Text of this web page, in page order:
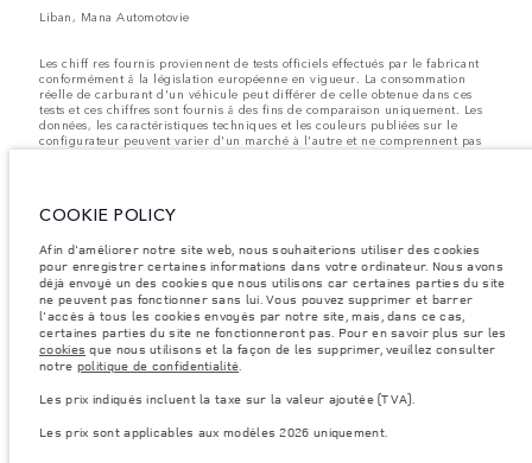
Liban, Mana Automotovie
Les chiff res fournis proviennent de tests officiels effectués par le fabricant
conformément å la législation européenne en vigueur. La consommation
réelle de carburant d'un véhicule peut différer de celle obtenue dans ces
tests et ces chiffres sont fournis å des fins de comparaison uniquement. Les
données, les caractéristiques techniques et les couleurs publiées sur le
configurateur peuvent varier d'un marché à l'autre et ne comprennent pas
Les accessoires et autres éléments montés après le point de fabrication
véhicule, les charges maximales par essieu et la charge utile ne sont pas
dépassés lorsque vous chargez des accessoires, des occupants, des liquides
et des carburants.
Remarque importante sur les images et les spécifications.
mondiale de semi-conducteurs affecte actuellement les spécifications de
construction des véhicules, la disponibilité des options et les délais de
construction. Cette situation s’avère très fluctuante, et par conséquent, les
images utilisées actuellement sur le site Web peuvent ne pas refléter
caractéristiques, les options, les finitions et les combinaisons de couleurs.
restrictions actuelles et faire un choix éclairé
COOKIE POLICY
Afin d'améliorer notre site web, nous souhaiterions utiliser des cookies
pour enregistrer certaines informations dans votre ordinateur. Nous avons
déjà envoyé un des cookies que nous utilisons car certaines parties du site
ne peuvent pas fonctionner sans lui. Vous pouvez supprimer et barrer
l'accès à tous les cookies envoyés par notre site, mais, dans ce cas,
certaines parties du site ne fonctionneront pas. Pour en savoir plus sur les
cookies que nous utilisons et la façon de les supprimer, veuillez consulter
notre politique de confidentialité.
Les prix indiqués incluent la taxe sur la valeur ajoutée (TVA).
Les prix sont applicables aux modèles 2026 uniquement.